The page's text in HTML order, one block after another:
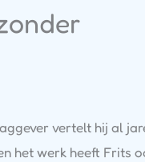
vertelt hij al
het werk heeft Frits